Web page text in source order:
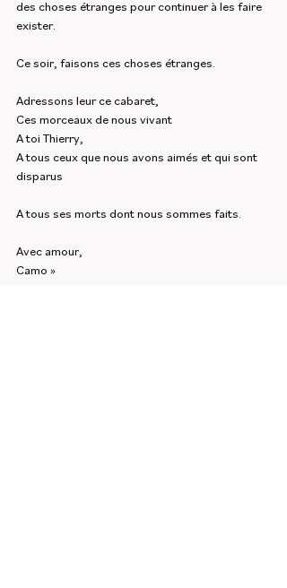
des choses étranges pour continuer à les faire
exister.
Ce soir, faisons ces choses étranges.
Adressons leur ce cabaret,
Ces morceaux de nous vivant
A toi Thierry,
A tous ceux que nous avons aimés et qui sont
disparus
A tous ses morts dont nous sommes faits.
Avec amour,
Camo »